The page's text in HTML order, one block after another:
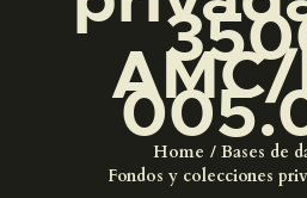
Home Bases de
Fondos y colecciones
█
EL MUSEO